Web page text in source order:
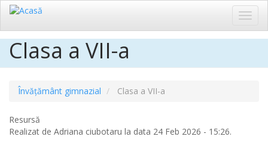
Sari
conținutul
Clasa a VII-a
Învățământ gimnazial Clasa a VII-a
Resursă
Realizat de Adriana ciubotaru la data 24 Feb 2026 - 15:26.